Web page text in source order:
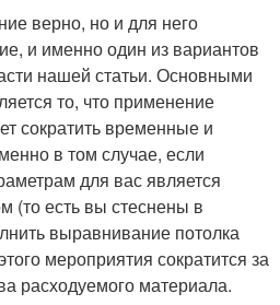
верно, но и для него
и именно один из вариантов
нашей статьи. Основными
то, что применение
сократить временные и
в том случае, если
для вас является
есть вы стеснены в
выравнивание потолка
мероприятия сократится за
расходуемого материала.